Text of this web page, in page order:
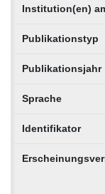
Institution(en)
Publikationstyp
Publikationsjahr
Sprache
Identifikator